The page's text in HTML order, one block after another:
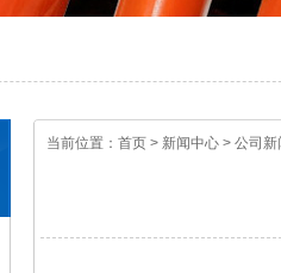
当前位置： 首页 > 新闻中心 > 公司新